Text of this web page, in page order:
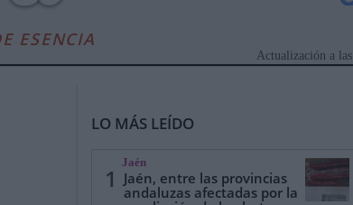
ESENCIA
Actualización a las
LO MÁS LEÍDO
1
Jaén
Jaén, entre las provincias
andaluzas afectadas por la